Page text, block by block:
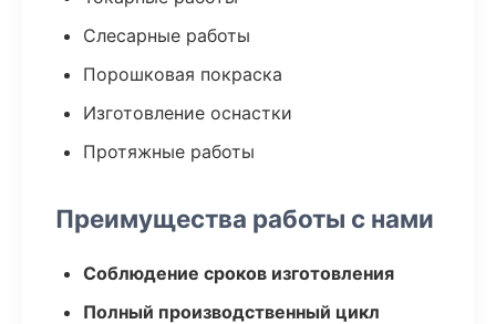
Слесарные работы
Порошковая покраска
Изготовление оснастки
Протяжные работы
Преимущества работы с нами
Соблюдение сроков изготовления
Полный производственный цикл